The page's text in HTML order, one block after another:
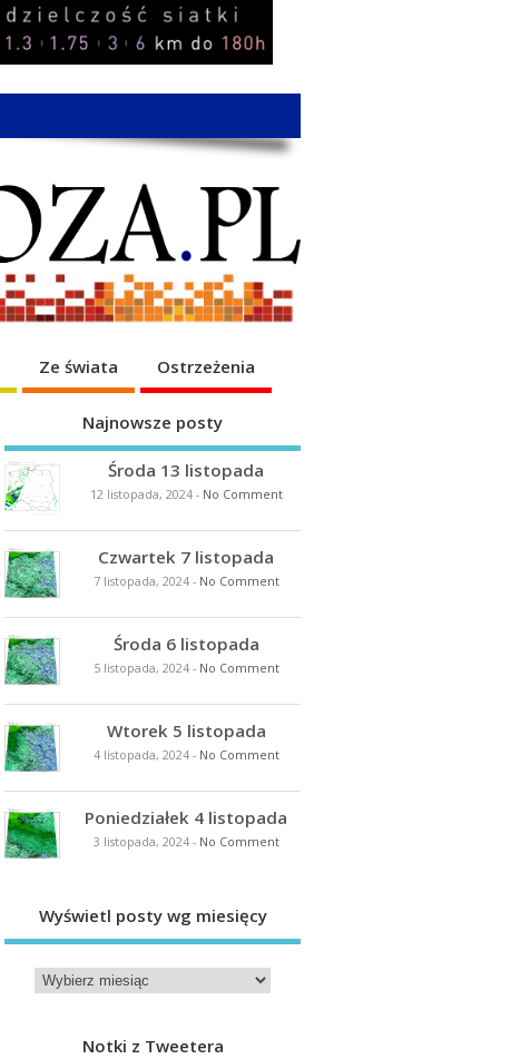
Ze świata Ostrzeżenia
Najnowsze posty
Środa 13 listopada
12 listopada, 2024- No Comment
Czwartek 7 listopada
7 listopada, 2024- No Comment
Środa 6 listopada
5 listopada, 2024- No Comment
Wtorek 5 listopada
4 listopada, 2024- No Comment
Poniedziałek 4 listopada
3 listopada, 2024- No Comment
Wyświetl posty wg miesięcy
Notki z Tweetera